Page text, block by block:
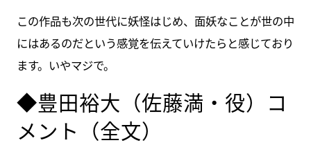
この作品も次の世代に妖怪はじめ、面妖なことが世の中
にはあるのだという感覚を伝えていけたらと感じており
ます。いやマジで。
◆豊田裕大（佐藤満・役）コ
メント（全文）